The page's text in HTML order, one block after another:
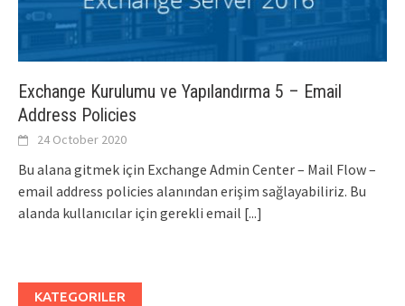
Exchange Kurulumu ve Yapılandırma 5 – Email
Address Policies
24 October 2020
Bu alana gitmek için Exchange Admin Center – Mail Flow –
email address policies alanından erişim sağlayabiliriz. Bu
alanda kullanıcılar için gerekli email [...]
KATEGORILER